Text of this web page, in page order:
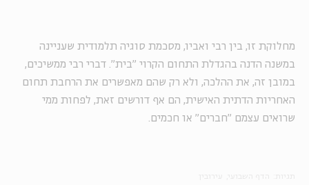
מחלוקת זו, בין רבי ואביו, מסכמת סוגיה תלמודית שעניינה
במשנה הדנה בהגדלת התחום הקרוי "בית". דברי רבי ממשיכים,
במובן זה, את ההלכה, ולא רק שהם מאפשרים את הרחבת תחום
האחריות הדתית האישית, הם אף דורשים זאת, לפחות ממי
שרואים עצמם "חברים" או חכמים.